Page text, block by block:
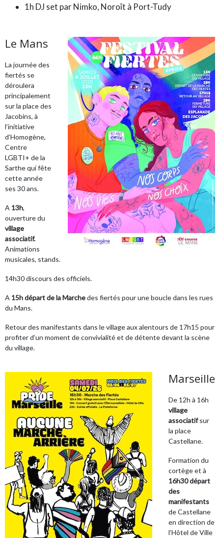
1h DJ set par Nimko, Noroît à Port-Tudy
Le Mans
La journée des
fiertés se
déroulera
principalement
sur la place des
Jacobins, à
l’initiative
d’Homogène,
Centre
LGBTI+ de la
Sarthe qui fête
cette année
ses 30 ans.
A 13h,
ouverture du
village
associatif.
Animations
musicales, stands.
14h30 discours des officiels.
A 15h départ de la Marchedes fiertés pour une boucle dans les rues
du Mans.
Retour des manifestants dans le village aux alentours de 17h15 pour
profiter d’un moment de convivialité et de détente devant la scène
du village.
Marseille
De 12h à 16h
village
associatifsur
la place
Castellane.
Formation du
cortège et à
16h30 départ
des
manifestants
de Castellane
en direction de
l’Hôtel de Ville